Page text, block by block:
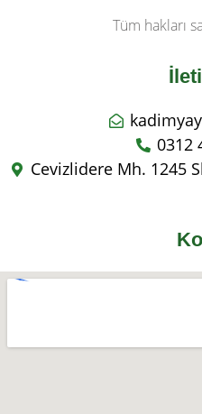
Tüm hakları
0312
Cevizlidere Mh. 1245